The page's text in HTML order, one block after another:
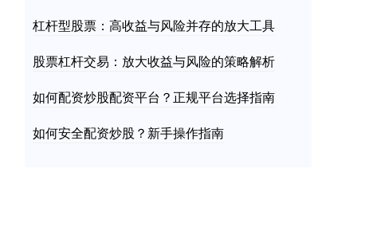
杠杆型股票：高收益与风险并存的放大工具
股票杠杆交易：放大收益与风险的策略解析
如何配资炒股配资平台？正规平台选择指南
如何安全配资炒股？新手操作指南